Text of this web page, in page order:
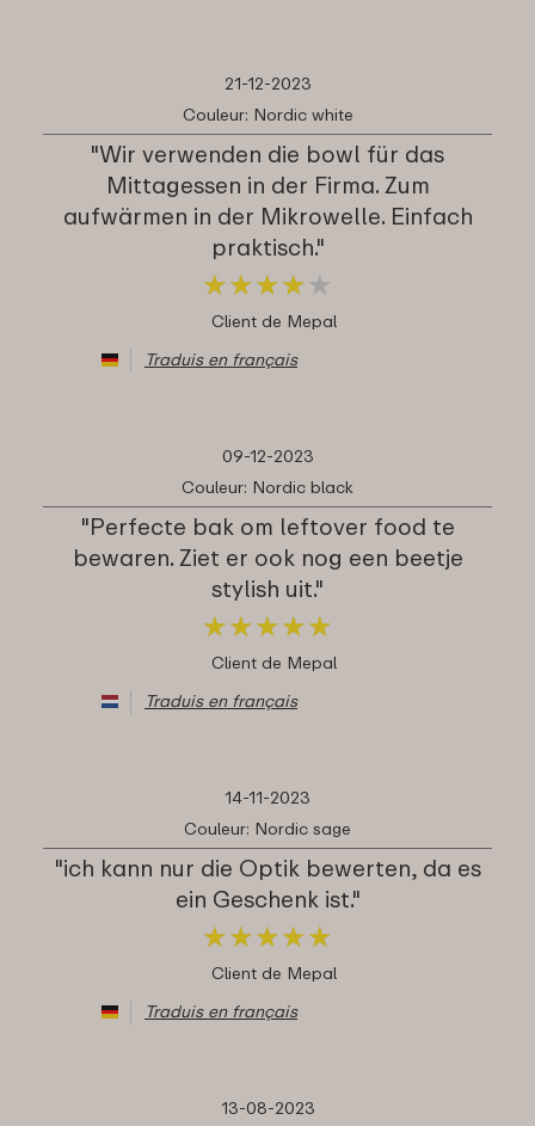
21-12-2023
Couleur: Nordic white
"Wir verwenden die bowl für das
Mittagessen in der Firma. Zum
aufwärmen in der Mikrowelle. Einfach
praktisch."
★★★★ ★
★★★★ ★
Client de Mepal
Traduis en français
09-12-2023
Couleur: Nordic black
"Perfecte bak om leftover food te
bewaren. Ziet er ook nog een beetje
stylish uit."
★★★★★
★★★★★
Client de Mepal
Traduis en français
14-11-2023
Couleur: Nordic sage
"ich kann nur die Optik bewerten, da es
ein Geschenk ist."
★★★★★
★★★★★
Client de Mepal
Traduis en français
13-08-2023